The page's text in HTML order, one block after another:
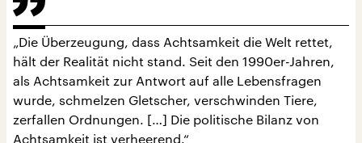
„Die Überzeugung, dass Achtsamkeit die Welt rettet,
hält der Realität nicht stand. Seit den 1990er-Jahren,
als Achtsamkeit zur Antwort auf alle Lebensfragen
wurde, schmelzen Gletscher, verschwinden Tiere,
zerfallen Ordnungen. […] Die politische Bilanz von
Achtsamkeit ist verheerend.“